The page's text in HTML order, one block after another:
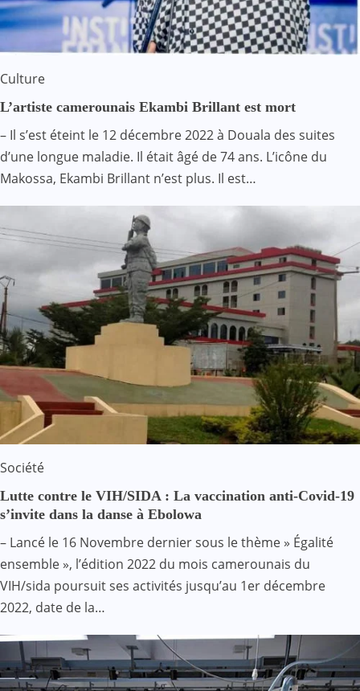
Culture
L’artiste camerounais Ekambi Brillant est mort
– Il s’est éteint le 12 décembre 2022 à Douala des suites
d’une longue maladie. Il était âgé de 74 ans. L’icône du
Makossa, Ekambi Brillant n’est plus. Il est…
Société
Lutte contre le VIH/SIDA : La vaccination anti-Covid-19
s’invite dans la danse à Ebolowa
– Lancé le 16 Novembre dernier sous le thème » Égalité
ensemble », l’édition 2022 du mois camerounais du
VIH/sida poursuit ses activités jusqu’au 1er décembre
2022, date de la…